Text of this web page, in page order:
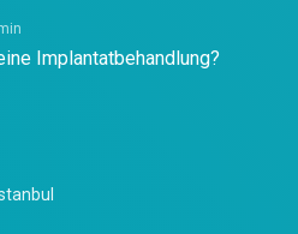
Implantatbehandlung?